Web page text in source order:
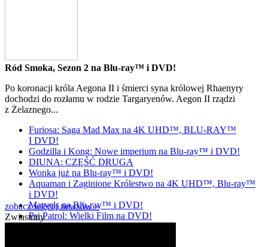
Ród Smoka, Sezon 2 na Blu-ray™ i DVD!
Po koronacji króla Aegona II i śmierci syna królowej Rhaenyry
dochodzi do rozłamu w rodzie Targaryenów. Aegon II rządzi
z Żelaznego...
Furiosa: Saga Mad Max na 4K UHD™, BLU-RAY™
I DVD!
Godzilla i Kong: Nowe imperium na Blu-ray™ i DVD!
DIUNA: CZĘŚĆ DRUGA
Wonka już na Blu-ray™ i DVD!
Aquaman i Zaginione Królestwo na 4K UHD™, Blu-ray™
i DVD!
Marvels na Blu-ray™ i DVD!
Psi Patrol: Wielki Film na DVD!
zobacz więcej newsów »
Zwiastuny